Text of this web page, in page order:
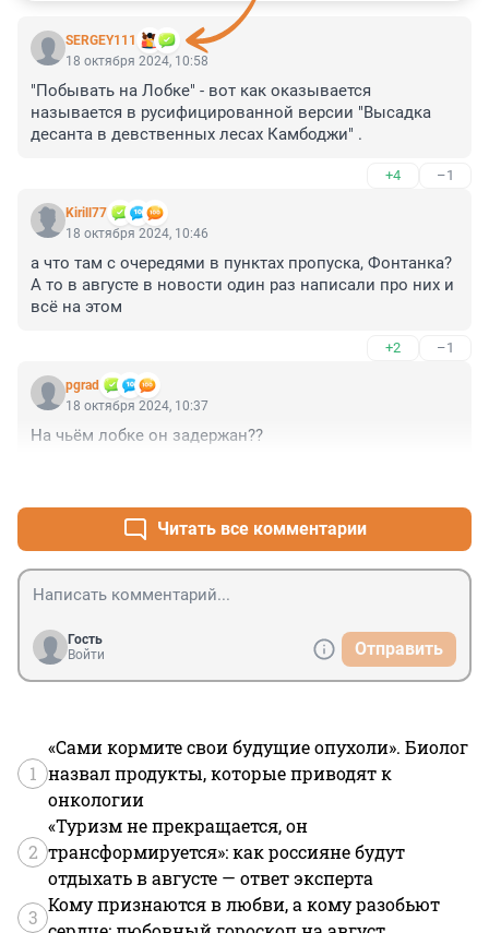
SERGEY111
18 октября 2024, 10:58
"Побывать на Лобке" - вот как оказывается
называется в русифицированной версии "Высадка
десанта в девственных лесах Камбоджи" .
+4 –1
Kirill77
18 октября 2024, 10:46
а что там с очередями в пунктах пропуска, Фонтанка?
А то в августе в новости один раз написали про них и
всё на этом
+2 –1
pgrad
18 октября 2024, 10:37
На чьём лобке он задержан??
Читать все комментарии
Гость
Войти
Отправить
1
«Сами кормите свои будущие опухоли». Биолог
назвал продукты, которые приводят к
онкологии
2
«Туризм не прекращается, он
трансформируется»: как россияне будут
отдыхать в августе — ответ эксперта
3
Кому признаются в любви, а кому разобьют